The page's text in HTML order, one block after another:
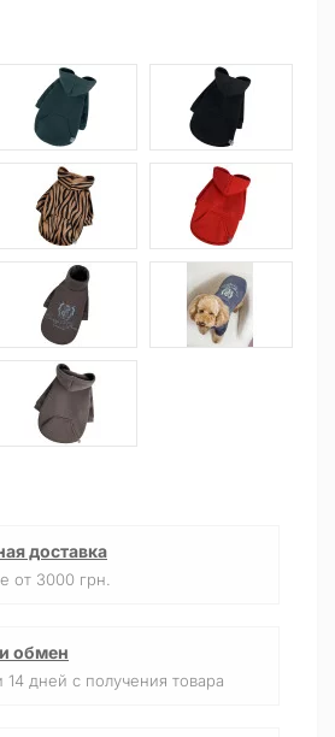
доставка
от 3000 грн.
обмен
14 дней с получения товара